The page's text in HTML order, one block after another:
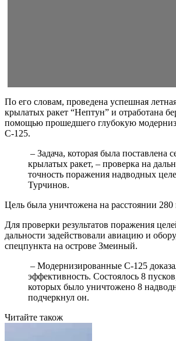
По его словам, проведена успешная
крылатых ракет “Нептун” и отработана
помощью прошедшего глубокую
С-125.
– Задача, которая была поставлена
крылатых ракет, – проверка на
точность поражения надводных
Турчинов.
Цель была уничтожена на расстоянии 280
Для проверки результатов поражения
дальности задействовали авиацию и
спецпункта на острове Змеиный.
– Модернизированные С-125
эффективность. Состоялось 8
которых было уничтожено 8
подчеркнул он.
Читайте також